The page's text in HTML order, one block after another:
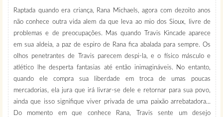
Raptada quando era criança, Rana Michaels, agora com dezoito anos
não conhece outra vida alem da que leva ao mio dos Sioux, livre de
problemas e de preocupações. Mas quando Travis Kincade aparece
em sua aldeia, a paz de espiro de Rana fica abalada para sempre. Os
olhos penetrantes de Travis parecem despi-la, e o físico másculo e
atlético lhe desperta fantasias até então inimagináveis. No entanto,
quando ele compra sua liberdade em troca de umas poucas
mercadorias, ela jura que irá livrar-se dele e retornar para sua povo,
ainda que isso signifique viver privada de uma paixão arrebatadora...
Do momento em que conhece Rana, Travis sente um desejo